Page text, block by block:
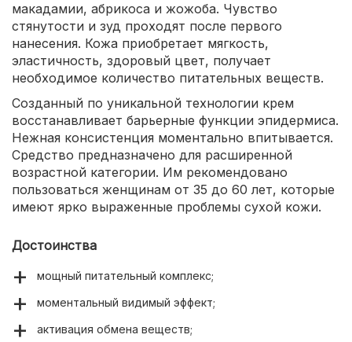
макадамии, абрикоса и жожоба. Чувство
стянутости и зуд проходят после первого
нанесения. Кожа приобретает мягкость,
эластичность, здоровый цвет, получает
необходимое количество питательных веществ.
Созданный по уникальной технологии крем
восстанавливает барьерные функции эпидермиса.
Нежная консистенция моментально впитывается.
Средство предназначено для расширенной
возрастной категории. Им рекомендовано
пользоваться женщинам от 35 до 60 лет, которые
имеют ярко выраженные проблемы сухой кожи.
Достоинства
мощный питательный комплекс;
моментальный видимый эффект;
активация обмена веществ;